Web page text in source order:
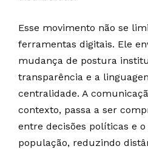
Esse movimento não se
ferramentas digitais. Ele
mudança de postura
transparência e a
centralidade. A
contexto, passa a ser
entre decisões políticas e
população, reduzindo